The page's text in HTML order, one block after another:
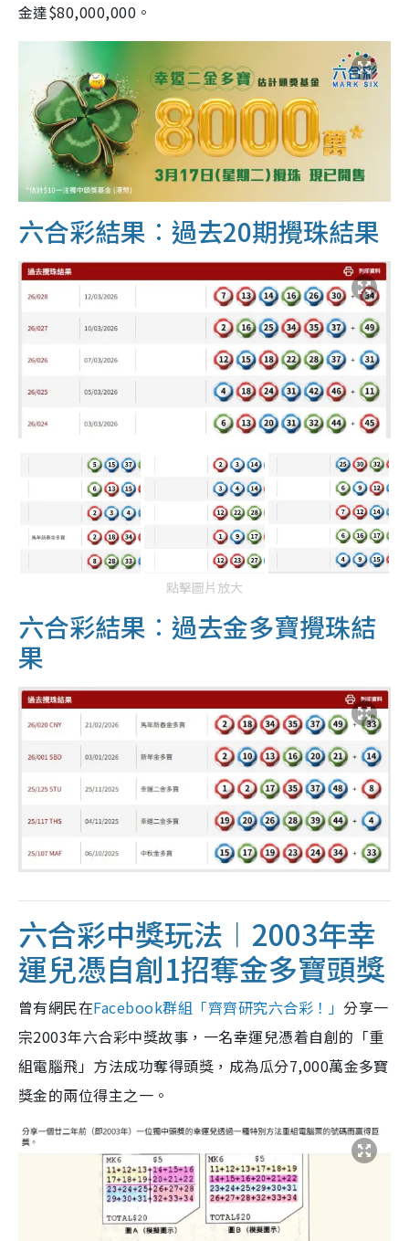
金達$80,000,000。
六合彩結果︰過去20期攪珠結果
點擊圖片放大
六合彩結果︰ 過去金多寶攪珠結
果
六合彩中獎玩法︱2003年幸
運兒憑自創1招奪金多寶頭獎
曾有網民在Facebook群組 「齊齊研究六合彩！」分享一
宗2003年六合彩中獎故事，一名幸運兒憑着自創的「重
組電腦飛」方法成功奪得頭獎，成為瓜分7,000萬金多寶
獎金的兩位得主之一。